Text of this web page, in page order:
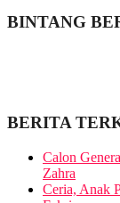
BINTANG
BERITA
Calon
Zahra
Ceria, Anak